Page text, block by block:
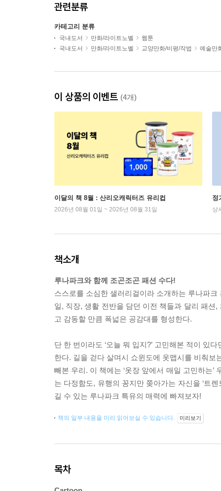
관련분류
카테고리 분류
국내도서 만화/라이트노벨
웹툰
국내도서
만화/라이트노벨 교양만화/비평/작법 예술만
이 상품의 이벤트 (4개)
이달의 책 8월 : 산리오캐릭터즈 유리컵
2026년 08월 01일 ~ 2026년 08월 31일
정
상
책소개
루나파크와 함께 조곤조곤 패션 수다!
스스로를 소심한 샐러리걸이라 소개하는 루나파크
일, 직장, 생활 전반을 담던 이전 책들과 달리 패션
고 감동할 만큼 폭넓은 공감대를 형성한다.
단 한 번이라도 ‘오늘 뭐 입지?’ 고민해본 적이 있
한다. 길을 걷다 살며시 쇼윈도에 옷맵시를 비춰
빼본 우리. 이 책에는 ‘옷장 앞에서 매일 고민하는
는 다정함도, 유행의 꽁지만 쫒아가는 자신을 ‘트
길 수 있는 루나파크 특유의 매력에 빠져보자!
책의 일부 내용을 미리 읽어보실 수 있습니다. 미리보기
목차